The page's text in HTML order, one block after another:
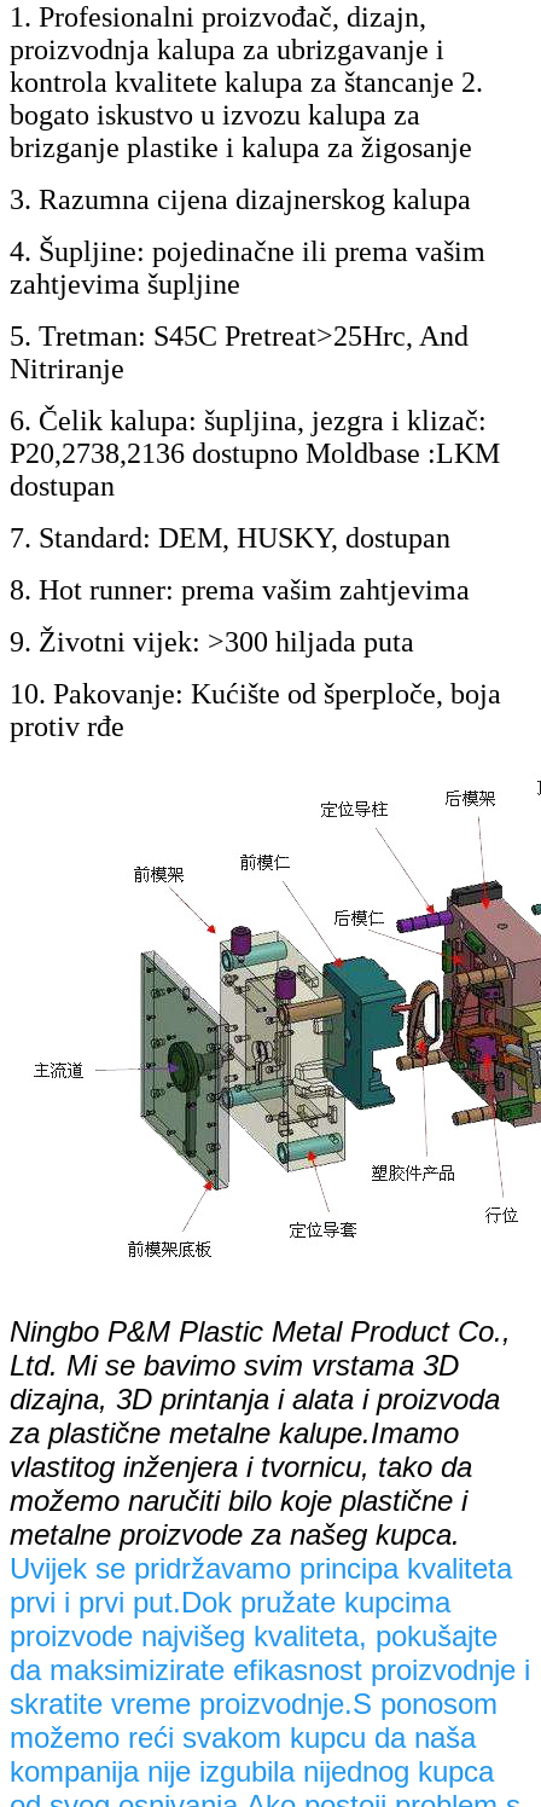
1. Profesionalni proizvođač, dizajn,
proizvodnja kalupa za ubrizgavanje i
kontrola kvalitete kalupa za štancanje 2.
bogato iskustvo u izvozu kalupa za
brizganje plastike i kalupa za žigosanje
3. Razumna cijena dizajnerskog kalupa
4. Šupljine: pojedinačne ili prema vašim
zahtjevima šupljine
5. Tretman: S45C Pretreat>25Hrc, And
Nitriranje
6. Čelik kalupa: šupljina, jezgra i klizač:
P20,2738,2136 dostupno Moldbase :LKM
dostupan
7. Standard: DEM, HUSKY, dostupan
8. Hot runner: prema vašim zahtjevima
9. Životni vijek: >300 hiljada puta
10. Pakovanje: Kućište od šperploče, boja
protiv rđe
Ningbo P&M Plastic Metal Product Co.,
Ltd. Mi se bavimo svim vrstama 3D
dizajna, 3D printanja i alata i proizvoda
za plastične metalne kalupe.Imamo
vlastitog inženjera i tvornicu, tako da
možemo naručiti bilo koje plastične i
metalne proizvode za našeg kupca.
Uvijek se pridržavamo principa kvaliteta
prvi i prvi put.Dok pružate kupcima
proizvode najvišeg kvaliteta, pokušajte
da maksimizirate efikasnost proizvodnje i
skratite vreme proizvodnje.S ponosom
možemo reći svakom kupcu da naša
kompanija nije izgubila nijednog kupca